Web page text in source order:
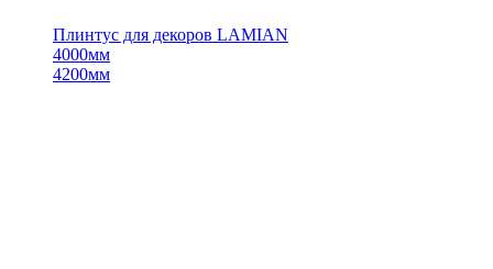
Плинтус для декоров LAMIAN
4000мм
4200мм